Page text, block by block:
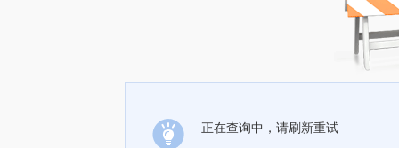
正在查询中，请刷新重试